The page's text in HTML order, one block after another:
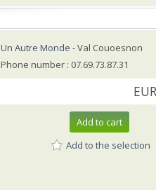
Un Autre Monde - Val Couoesnon
Phone number : 07.69.73.87.31
Add to cart
Add to the selection